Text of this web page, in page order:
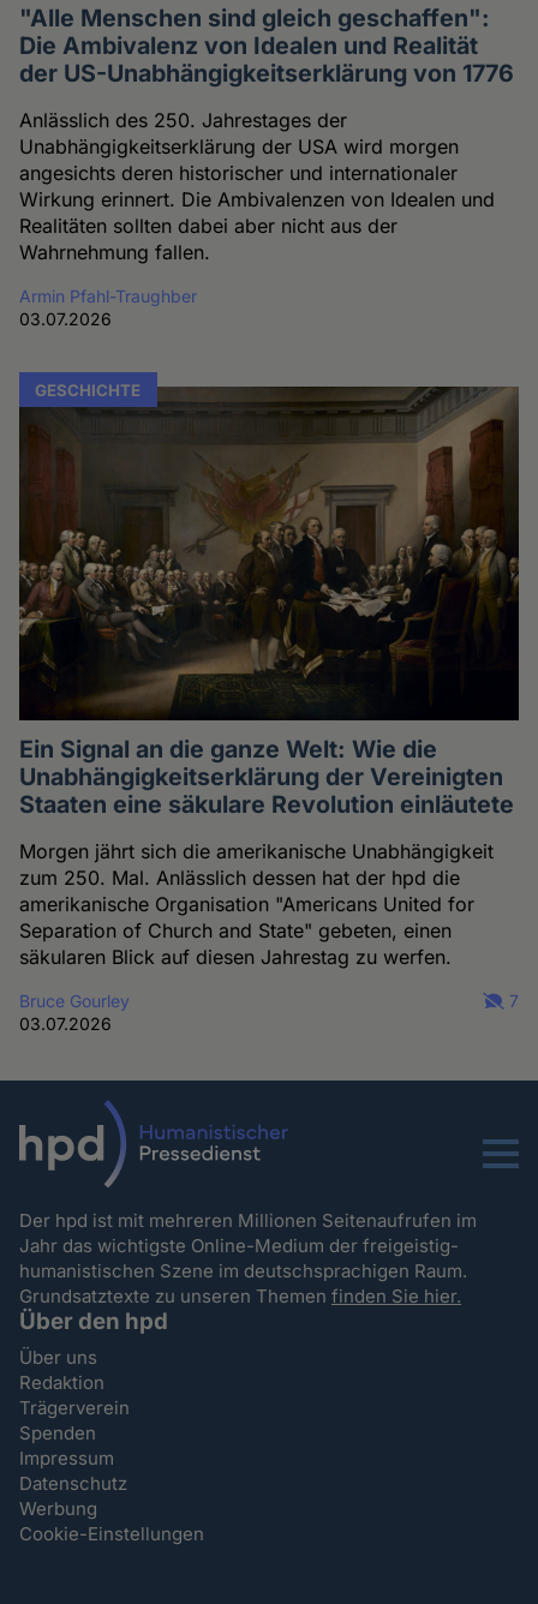
"Alle Menschen sind gleich geschaffen":
Die Ambivalenz von Idealen und Realität
der US-Unabhängigkeitserklärung von 1776
Anlässlich des 250. Jahrestages der
Unabhängigkeitserklärung der USA wird morgen
angesichts deren historischer und internationaler
Wirkung erinnert. Die Ambivalenzen von Idealen und
Realitäten sollten dabei aber nicht aus der
Wahrnehmung fallen.
Armin Pfahl-Traughber
03.07.2026
GESCHICHTE
Ein Signal an die ganze Welt: Wie die
Unabhängigkeitserklärung der Vereinigten
Staaten eine säkulare Revolution einläutete
Morgen jährt sich die amerikanische Unabhängigkeit
zum 250. Mal. Anlässlich dessen hat der hpd die
amerikanische Organisation "Americans United for
Separation of Church and State" gebeten, einen
säkularen Blick auf diesen Jahrestag zu werfen.
Bruce Gourley
03.07.2026
7
Menu
Der hpd ist mit mehreren Millionen Seitenaufrufen im
Jahr das wichtigste Online-Medium der freigeistig-
humanistischen Szene im deutschsprachigen Raum.
Grundsatztexte zu unseren Themenfinden Sie hier.
Über den hpd
Über uns
Redaktion
Trägerverein
Spenden
Impressum
Datenschutz
Werbung
Cookie-Einstellungen